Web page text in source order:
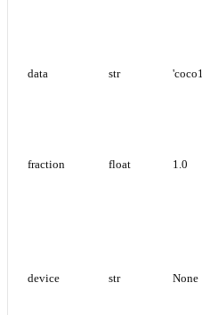
data str
fraction float 1.0
device str None